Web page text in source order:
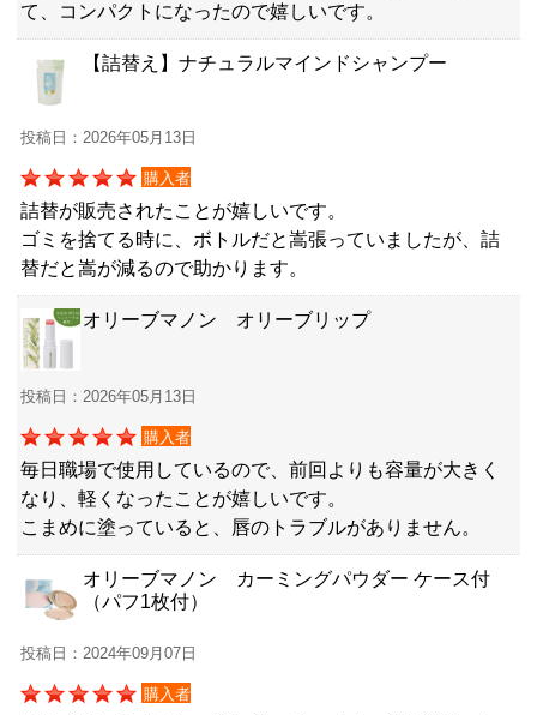
て、コンパクトになったので嬉しいです。
【詰替え】ナチュラルマインドシャンプー
投稿日：2026年05月13日
購入者
詰替が販売されたことが嬉しいです。
ゴミを捨てる時に、ボトルだと嵩張っていましたが、詰
替だと嵩が減るので助かります。
オリーブマノン オリーブリップ
投稿日：2026年05月13日
購入者
毎日職場で使用しているので、前回よりも容量が大きく
なり、軽くなったことが嬉しいです。
こまめに塗っていると、唇のトラブルがありません。
オリーブマノン カーミングパウダー ケース付
（パフ1枚付）
投稿日：2024年09月07日
購入者